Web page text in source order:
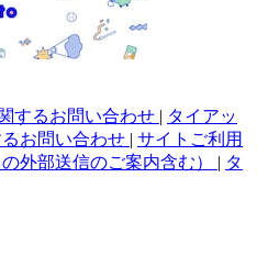
するお問い合わせ | タイアッ
お問い合わせ | サイトご利用
外部送信のご案内含む） | タ